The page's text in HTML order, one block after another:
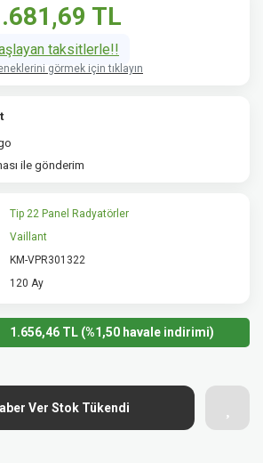
TL
taksitlerle!!
görmek için tıklayın
ile gönderim
Tip 22 Panel Radyatörler
Vaillant
KM-VPR301322
120 Ay
1.656,46 TL (%1,50 havale indirimi)
Ver Stok Tükendi